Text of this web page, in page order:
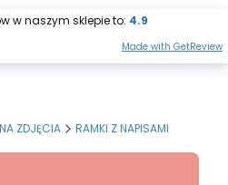
Otwórz
ZDJĘCIA RAMKI Z NAPISAMI
w naszym sklepie to: 4.9
Made with GetReview